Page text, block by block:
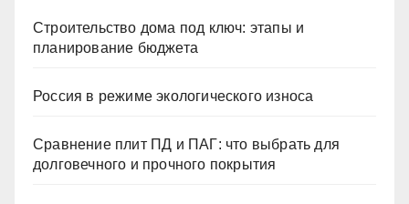
Строительство дома под ключ: этапы и
планирование бюджета
Россия в режиме экологического износа
Сравнение плит ПД и ПАГ: что выбрать для
долговечного и прочного покрытия